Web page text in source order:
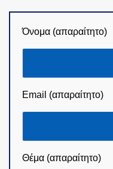
Όνομα (απαραίτητο)
Email (απαραίτητο)
Θέμα (απαραίτητο)